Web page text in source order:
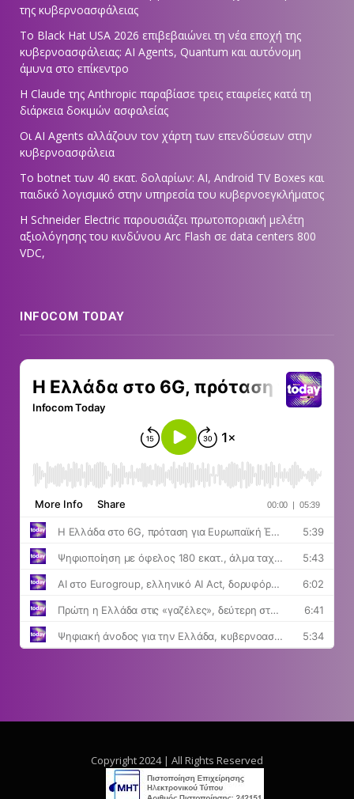
της κυβερνοασφάλειας
Το Black Hat USA 2026 επιβεβαιώνει τη νέα εποχή της
κυβερνοασφάλειας: AI Agents, Quantum και αυτόνομη
άμυνα στο επίκεντρο
Η Claude της Anthropic παραβίασε τρεις εταιρείες κατά τη
διάρκεια δοκιμών ασφαλείας
Οι AI Agents αλλάζουν τον χάρτη των επενδύσεων στην
κυβερνοασφάλεια
Το botnet των 40 εκατ. δολαρίων: AI, Android TV Boxes και
παιδικό λογισμικό στην υπηρεσία του κυβερνοεγκλήματος
Η Schneider Electric παρουσιάζει πρωτοποριακή μελέτη
αξιολόγησης του κινδύνου Arc Flash σε data centers 800
VDC,
INFOCOM TODAY
Copyright 2024 | All Rights Reserved